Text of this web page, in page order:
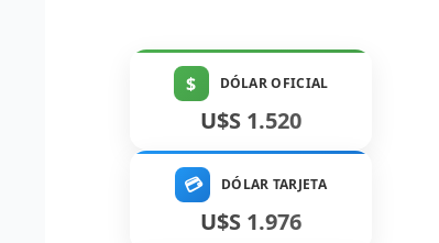
$ DÓLAR OFICIAL
U$S 1.520
💳 DÓLAR TARJETA
U$S 1.976